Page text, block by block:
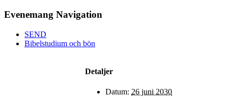
Evenemang Navigation
SEND
Bibelstudium och bön
Detaljer
Datum: 26 juni 2030